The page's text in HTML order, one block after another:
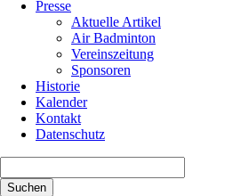
Presse
Aktuelle Artikel
Air Badminton
Vereinszeitung
Sponsoren
Historie
Kalender
Kontakt
Datenschutz
Suchen